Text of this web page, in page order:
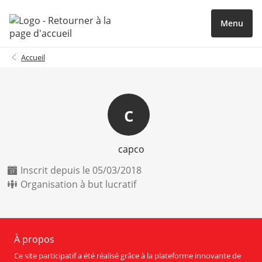
Menu
Accueil
c
capco
Inscrit depuis le 05/03/2018
Organisation à but lucratif
À propos
Ce site participatif a été réalisé grâce à la plateforme innovante de